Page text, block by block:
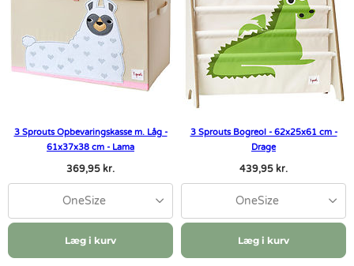
3 Sprouts Opbevaringskasse m. Låg -
61x37x38 cm - Lama
369,95 kr.
OneSize
Læg i kurv
3 Sprouts Bogreol - 62x25x61 cm -
Drage
439,95 kr.
OneSize
Læg i kurv